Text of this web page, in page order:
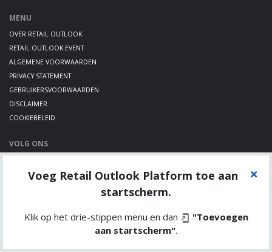
MENU
OVER RETAIL OUTLOOK
RETAIL OUTLOOK EVENT
ALGEMENE VOORWAARDEN
PRIVACY STATEMENT
GEBRUIKERSVOORWAARDEN
DISCLAIMER
COOKIEBELEID
VOLG ONS
TWITTER
Voeg Retail Outlook Platform toe aan
startscherm.
Klik op het drie-stippen menu en dan
"Toevoegen
aan startscherm".